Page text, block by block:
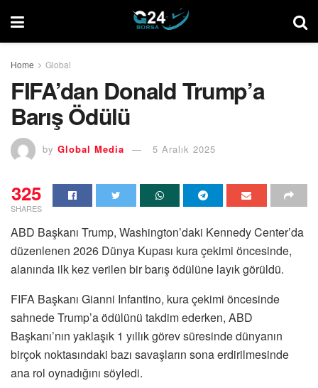
Home Global
FIFA’dan Donald Trump’a
Barış Ödülü
by Global Media 5 Aralık 2025
325
SHARES
ABD Başkanı Trump, Washington’daki Kennedy Center’da
düzenlenen 2026 Dünya Kupası kura çekimi öncesinde,
alanında ilk kez verilen bir barış ödülüne layık görüldü.
FIFA Başkanı Gianni Infantino, kura çekimi öncesinde
sahnede Trump’a ödülünü takdim ederken, ABD
Başkanı’nın yaklaşık 1 yıllık görev süresinde dünyanın
birçok noktasındaki bazı savaşların sona erdirilmesinde
ana rol oynadığını söyledi.